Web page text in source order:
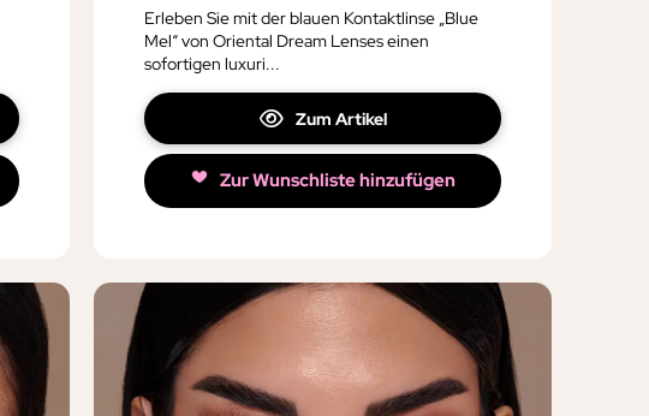
war:
25,00€
ist:
15,00€.
Erleben Sie mit der blauen Kontaktlinse „Blue
Mel“ von Oriental Dream Lenses einen
sofortigen luxuri...
Zum Artikel
Zur Wunschliste hinzufügen